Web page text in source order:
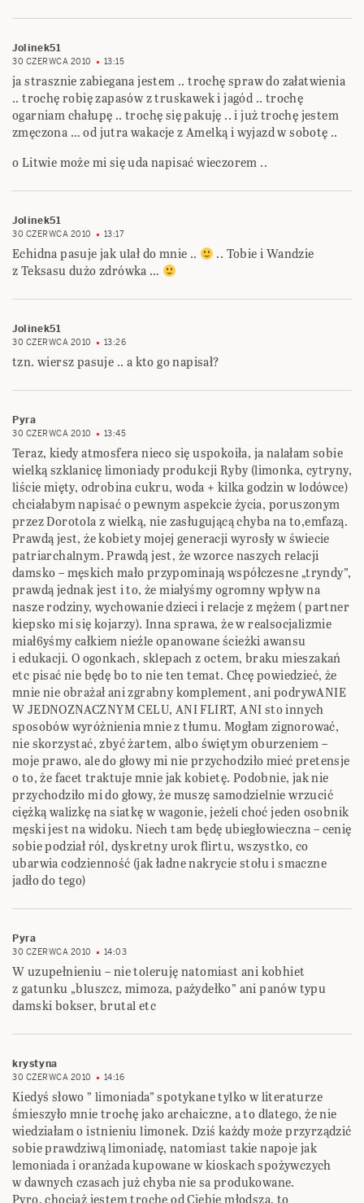
Jolinek51
30 CZERWCA 2010 13:15
ja strasznie zabiegana jestem .. trochę spraw do załatwienia
.. trochę robię zapasów z truskawek i jagód .. trochę
ogarniam chałupę .. trochę się pakuję .. i już trochę jestem
zmęczona … od jutra wakacje z Amelką i wyjazd w sobotę ..
o Litwie może mi się uda napisać wieczorem ..
Jolinek51
30 CZERWCA 2010 13:17
Echidna pasuje jak ulał do mnie ..
.. Tobie i Wandzie
z Teksasu dużo zdrówka …
Jolinek51
30 CZERWCA 2010 13:26
tzn. wiersz pasuje .. a kto go napisał?
Pyra
30 CZERWCA 2010 13:45
Teraz, kiedy atmosfera nieco się uspokoiła, ja nalałam sobie
wielką szklanicę limoniady produkcji Ryby (limonka, cytryny,
liście mięty, odrobina cukru, woda + kilka godzin w lodówce)
chciałabym napisać o pewnym aspekcie życia, poruszonym
przez Dorotola z wielką, nie zasługującą chyba na to,emfazą.
Prawdą jest, że kobiety mojej generacji wyrosły w świecie
patriarchalnym. Prawdą jest, że wzorce naszych relacji
damsko – męskich mało przypominają współczesne „tryndy”,
prawdą jednak jest i to, że miałyśmy ogromny wpływ na
nasze rodziny, wychowanie dzieci i relacje z mężem ( partner
kiepsko mi się kojarzy). Inna sprawa, że w realsocjalizmie
miał6yśmy całkiem nieźle opanowane ścieżki awansu
i edukacji. O ogonkach, sklepach z octem, braku mieszakań
etc pisać nie będę bo to nie ten temat. Chcę powiedzieć, że
mnie nie obrażał ani zgrabny komplement, ani podrywANIE
W JEDNOZNACZNYM CELU, ANI FLIRT, ANI sto innych
sposobów wyróżnienia mnie z tłumu. Mogłam zignorować,
nie skorzystać, zbyć żartem, albo świętym oburzeniem –
moje prawo, ale do głowy mi nie przychodziło mieć pretensje
o to, że facet traktuje mnie jak kobietę. Podobnie, jak nie
przychodziło mi do głowy, że muszę samodzielnie wrzucić
ciężką walizkę na siatkę w wagonie, jeżeli choć jeden osobnik
męski jest na widoku. Niech tam będę ubiegłowieczna – cenię
sobie podział ról, dyskretny urok flirtu, wszystko, co
ubarwia codzienność (jak ładne nakrycie stołu i smaczne
jadło do tego)
Pyra
30 CZERWCA 2010 14:03
W uzupełnieniu – nie toleruję natomiast ani kobhiet
z gatunku „bluszcz, mimoza, pażydełko” ani panów typu
damski bokser, brutal etc
krystyna
30 CZERWCA 2010 14:16
Kiedyś słowo ” limoniada” spotykane tylko w literaturze
śmieszyło mnie trochę jako archaiczne, a to dlatego, że nie
wiedziałam o istnieniu limonek. Dziś każdy może przyrządzić
sobie prawdziwą limoniadę, natomiast takie napoje jak
lemoniada i oranżada kupowane w kioskach spożywczych
w dawnych czasach już chyba nie sa produkowane.
Pyro, chociaż jestem trochę od Ciebie młodsza, to